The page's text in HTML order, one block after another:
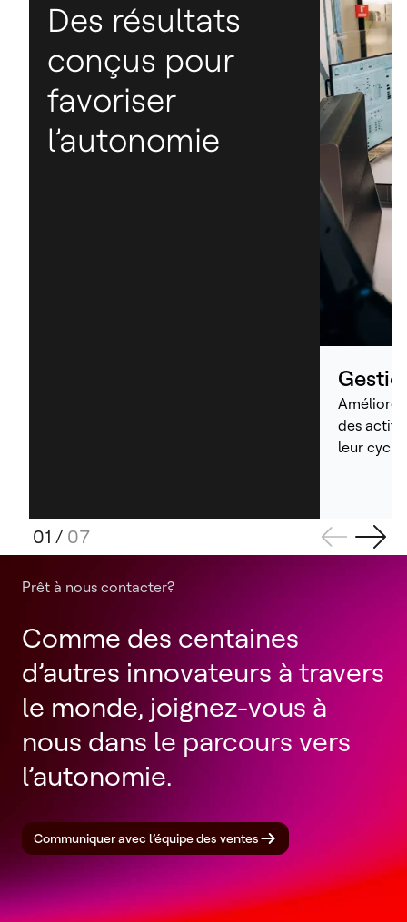
Des résultats
conçus pour
favoriser
l’autonomie
des actifs
leur cycle
01 / 07
Prêt à nous contacter?
Comme des centaines
d’autres innovateurs à travers
le monde, joignez-vous à
nous dans le parcours vers
l’autonomie.
Communiquer avec l’équipe des ventes